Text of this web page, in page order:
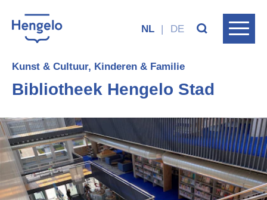
NL | DE
Kunst & Cultuur, Kinderen & Familie
Bibliotheek Hengelo Stad